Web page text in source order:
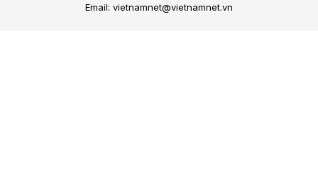
Email: vietnamnet@vietnamnet.vn